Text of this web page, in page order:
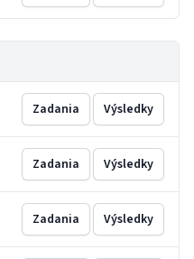
Zadania Výsledky
Zadania Výsledky
Zadania Výsledky